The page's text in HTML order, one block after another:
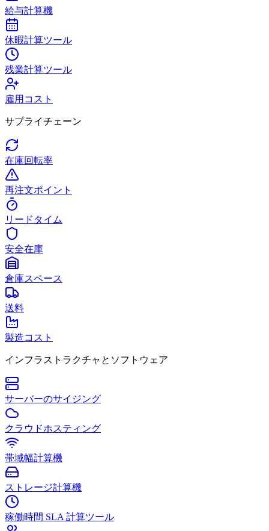
給与計算機
休暇計算ツール
残業計算ツール
雇用コスト
サプライチェーン
在庫回転率
再注文ポイント
リードタイム
安全在庫
倉庫スペース
送料
製造コスト
インフラストラクチャとソフトウェア
サーバーのサイジング
クラウドホスティング
帯域幅計算機
ストレージ計算機
稼働時間 SLA 計算ツール